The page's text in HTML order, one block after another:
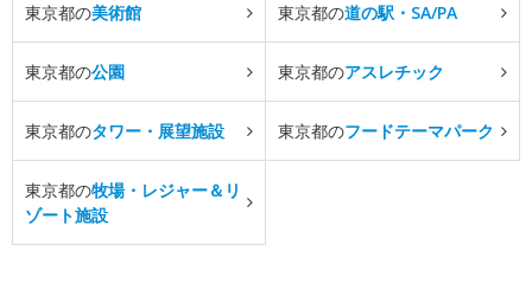
東京都の美術館 東京都の道の駅・SA/PA
東京都の公園 東京都のアスレチック
東京都のタワー・展望施設 東京都のフードテーマパーク
東京都の牧場・レジャー＆リ
ゾート施設